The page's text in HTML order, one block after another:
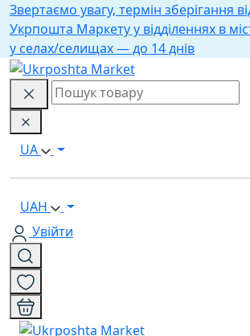
Звертаємо увагу, термін зберігання
Укрпошта Маркету у відділеннях в
у селах/селищах — до 14 днів
UA
UAH
Увійти